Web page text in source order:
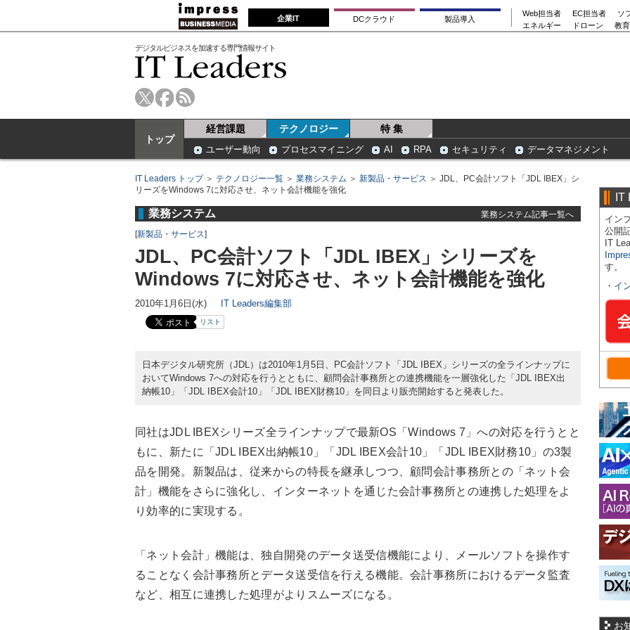
企業IT DCクラウド 製品導入
Web担当者 EC担当者
ソ
エネルギー
ドローン 教
デジタルビジネスを加速する専門情報サイト
トップ
経営課題 テクノロジー 特 集
ユーザー動向 プロセスマイニング AI RPA セキュリティ データマネジメント
IT Leaders トップ＞ テクノロジー一覧 ＞ 業務システム ＞ 新製品・サービス ＞ JDL、PC会計ソフト「JDL IBEX」シ
リーズをWindows 7に対応させ、ネット会計機能を強化
業務システム
業務システム記事一覧へ
[新製品・サービス]
JDL、PC会計ソフト「JDL IBEX」シリーズを
Windows 7に対応させ、ネット会計機能を強化
2010年1月6日(水) IT Leaders編集部
リスト
日本デジタル研究所（JDL）は2010年1月5日、PC会計ソフト「JDL IBEX」シリーズの全ラインナップに
おいてWindows 7への対応を行うとともに、顧問会計事務所との連携機能を一層強化した「JDL IBEX出
納帳10」「JDL IBEX会計10」「JDL IBEX財務10」を同日より販売開始すると発表した。
同社はJDL IBEXシリーズ全ラインナップで最新OS「Windows 7」への対応を行うとと
もに、新たに「JDL IBEX出納帳10」「JDL IBEX会計10」「JDL IBEX財務10」の3製
品を開発。新製品は、従来からの特長を継承しつつ、顧問会計事務所との「ネット会
計」機能をさらに強化し、インターネットを通じた会計事務所との連携した処理をよ
り効率的に実現する。
「ネット会計」機能は、独自開発のデータ送受信機能により、メールソフトを操作す
ることなく会計事務所とデータ送受信を行える機能。会計事務所におけるデータ監査
など、相互に連携した処理がよりスムーズになる。
IT
イン
公開
IT
す。
・ イ
お